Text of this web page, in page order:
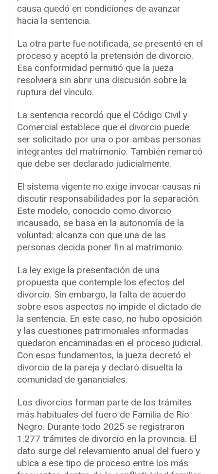
causa quedó en condiciones de avanzar
hacia la sentencia.
La otra parte fue notificada, se presentó en el
proceso y aceptó la pretensión de divorcio.
Esa conformidad permitió que la jueza
resolviera sin abrir una discusión sobre la
ruptura del vínculo.
La sentencia recordó que el Código Civil y
Comercial establece que el divorcio puede
ser solicitado por una o por ambas personas
integrantes del matrimonio. También remarcó
que debe ser declarado judicialmente.
El sistema vigente no exige invocar causas ni
discutir responsabilidades por la separación.
Este modelo, conocido como divorcio
incausado, se basa en la autonomía de la
voluntad: alcanza con que una de las
personas decida poner fin al matrimonio.
La ley exige la presentación de una
propuesta que contemple los efectos del
divorcio. Sin embargo, la falta de acuerdo
sobre esos aspectos no impide el dictado de
la sentencia. En este caso, no hubo oposición
y las cuestiones patrimoniales informadas
quedaron encaminadas en el proceso judicial.
Con esos fundamentos, la jueza decretó el
divorcio de la pareja y declaró disuelta la
comunidad de gananciales.
Los divorcios forman parte de los trámites
más habituales del fuero de Familia de Río
Negro. Durante todo 2025 se registraron
1.277 trámites de divorcio en la provincia. El
dato surge del relevamiento anual del fuero y
ubica a ese tipo de proceso entre los más